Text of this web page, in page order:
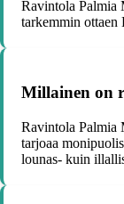
Ravintola Palmia
tarkemmin ottaen
Millainen on
Ravintola Palmia
tarjoaa
lounas- kuin